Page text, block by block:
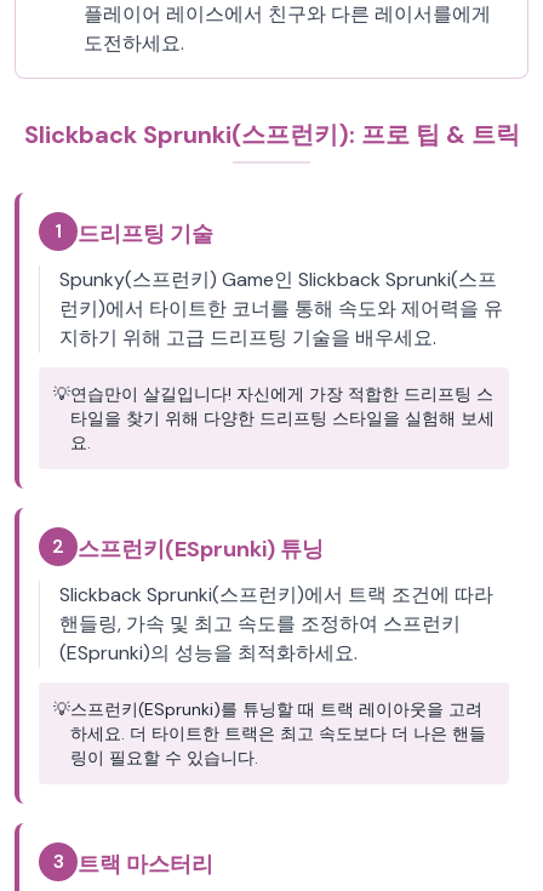
플레이어 레이스에서 친구와 다른 레이서를에게
도전하세요.
Slickback Sprunki(스프런키): 프로 팁 & 트릭
1 드리프팅 기술
Spunky(스프런키) Game인 Slickback Sprunki(스프
런키)에서 타이트한 코너를 통해 속도와 제어력을 유
지하기 위해 고급 드리프팅 기술을 배우세요.
💡연습만이 살길입니다! 자신에게 가장 적합한 드리프팅 스
타일을 찾기 위해 다양한 드리프팅 스타일을 실험해 보세
요.
2 스프런키(ESprunki) 튜닝
Slickback Sprunki(스프런키)에서 트랙 조건에 따라
핸들링, 가속 및 최고 속도를 조정하여 스프런키
(ESprunki)의 성능을 최적화하세요.
💡스프런키(ESprunki)를 튜닝할 때 트랙 레이아웃을 고려
하세요. 더 타이트한 트랙은 최고 속도보다 더 나은 핸들
링이 필요할 수 있습니다.
3 트랙 마스터리